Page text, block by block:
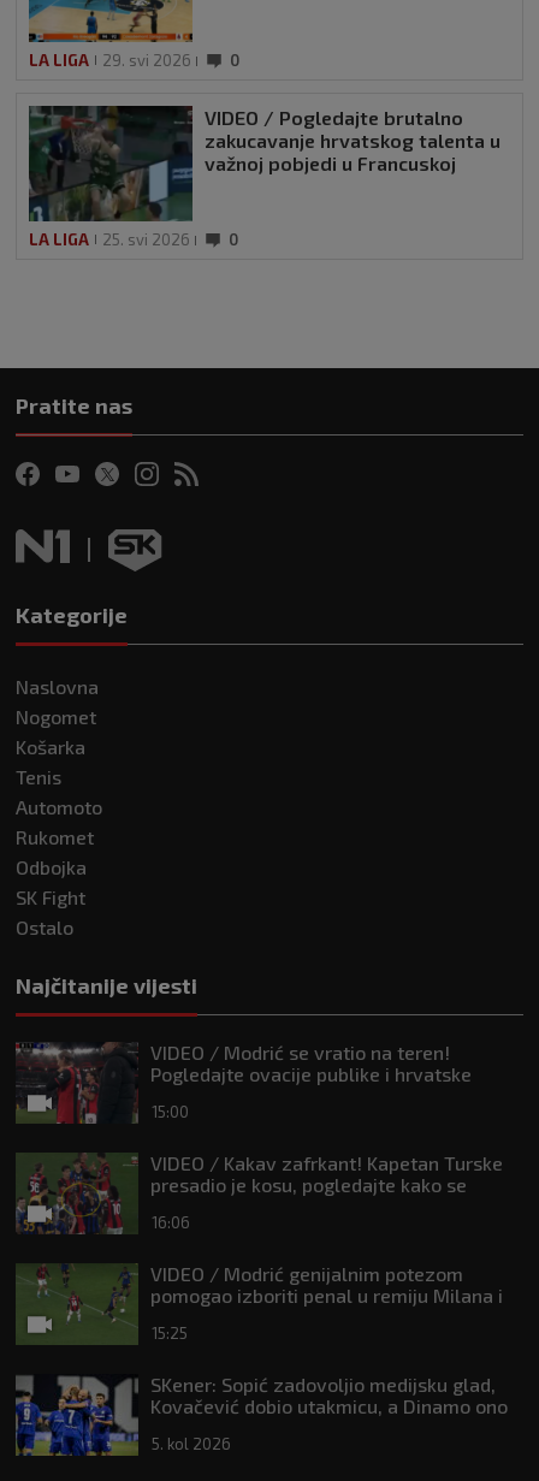
LA LIGA 29. svi 2026 0
VIDEO / Pogledajte brutalno
zakucavanje hrvatskog talenta u
važnoj pobjedi u Francuskoj
LA LIGA 25. svi 2026 0
Pratite nas
Kategorije
Naslovna
Nogomet
Košarka
Tenis
Automoto
Rukomet
Odbojka
SK Fight
Ostalo
Najčitanije vijesti
VIDEO / Modrić se vratio na teren!
Pogledajte ovacije publike i hrvatske
15:00
VIDEO / Kakav zafrkant! Kapetan Turske
presadio je kosu, pogledajte kako se
16:06
VIDEO / Modrić genijalnim potezom
pomogao izboriti penal u remiju Milana i
15:25
SKener: Sopić zadovoljio medijsku glad,
Kovačević dobio utakmicu, a Dinamo ono
5. kol 2026